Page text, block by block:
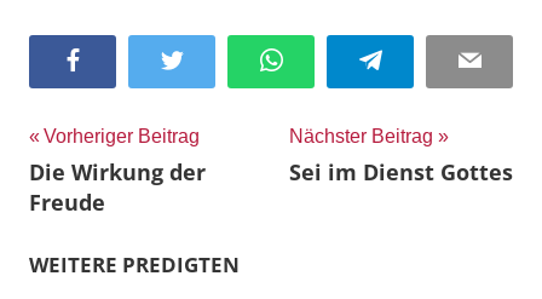
Facebook Twitter WhatsApp Telegram Email
Beitragsnavigation
Vorheriger Beitrag
Die Wirkung der
Freude
Nächster Beitrag
Sei im Dienst Gottes
WEITERE PREDIGTEN